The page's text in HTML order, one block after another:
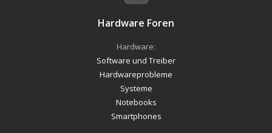
Hardware Foren
Hardware:
Software und Treiber
Hardwareprobleme
Systeme
Notebooks
Smartphones